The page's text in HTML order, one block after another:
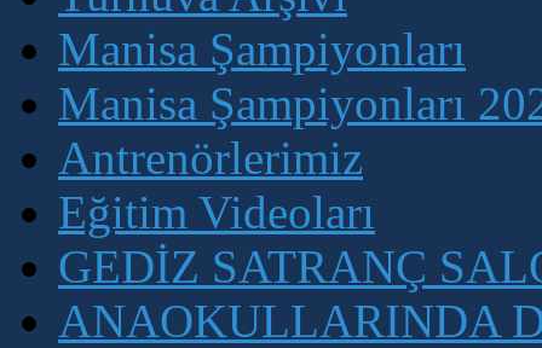
Manisa Şampiyonları
Manisa Şampiyonları
Antrenörlerimiz
Eğitim Videoları
GEDİZ SATRANÇ
ANAOKULLARINDA